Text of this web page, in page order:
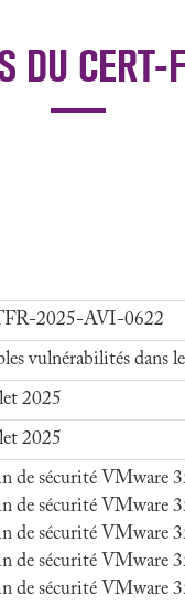
DU CERT-
2025-AVI-0622
vulnérabilités dans
2025
2025
de sécurité VMware
de sécurité VMware
de sécurité VMware
de sécurité VMware
de sécurité VMware